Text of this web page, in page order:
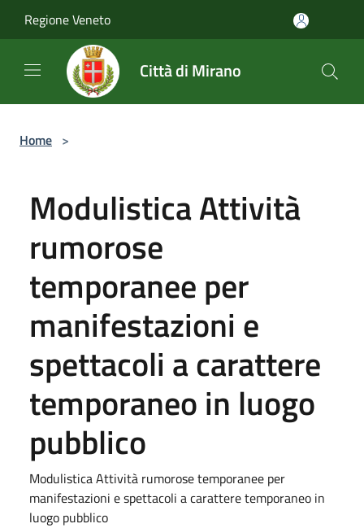
Regione Veneto
Città di Mirano
Home >
Modulistica Attività
rumorose
temporanee per
manifestazioni e
spettacoli a carattere
temporaneo in luogo
pubblico
Modulistica Attività rumorose temporanee per
manifestazioni e spettacoli a carattere temporaneo in
luogo pubblico